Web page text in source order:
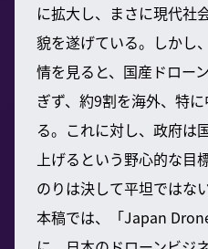
に拡大し、まさに現代社
貌を遂げている。しかし
情を見ると、国産ドロー
ぎず、約9割を海外、特
る。これに対し、政府は
上げるという野心的な目
のりは決して平坦ではない
本稿では、「Japan